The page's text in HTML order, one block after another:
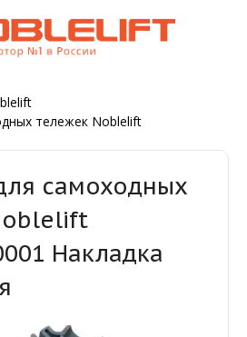
тележек Noblelift
самоходных
Накладка